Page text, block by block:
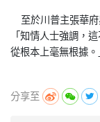
至於川普主張華府
「知情人士強調，
從根本上毫無根據。
分享至